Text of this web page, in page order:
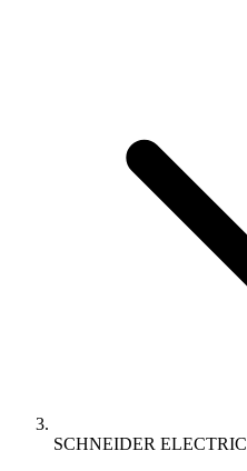
SCHNEIDER ELECTRIC